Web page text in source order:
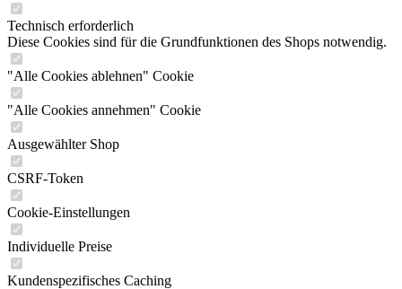
Technisch erforderlich
Diese Cookies sind für die Grundfunktionen des Shops notwendig.
"Alle Cookies ablehnen" Cookie
"Alle Cookies annehmen" Cookie
Ausgewählter Shop
CSRF-Token
Cookie-Einstellungen
Individuelle Preise
Kundenspezifisches Caching